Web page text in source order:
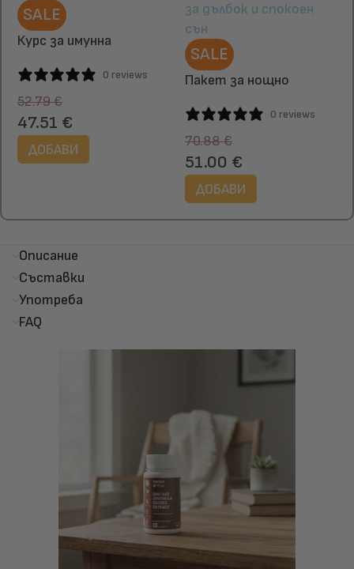
SALE
Курс за имунна
Reishi и Shiitake0 reviews
52.79€
47.51 €
ДОБАВИ
SALE
Пакет за нощно
Collagen PRO B, Рейши &
Sleepwell
0 reviews
70.88€
51.00 €
ДОБАВИ
Описание
Съставки
Употреба
FAQ